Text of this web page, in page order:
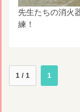
先生たちの消火
練！
1 / 1 1